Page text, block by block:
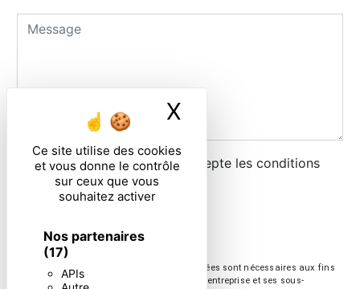
Ce site utilise des cookies
et vous donne le contrôle
sur ceux que vous
souhaitez activer
Nos partenaires
(17)
APIs
X
En cochant cette case, j'accepte les conditions
particulières ci-dessous **
** Les données personnelles communiquées sont nécessaires aux fins
de vous contacter. Elles sont destinées à l'entreprise et ses sous-